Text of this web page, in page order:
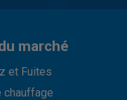
marché
et Fuites
chauffage